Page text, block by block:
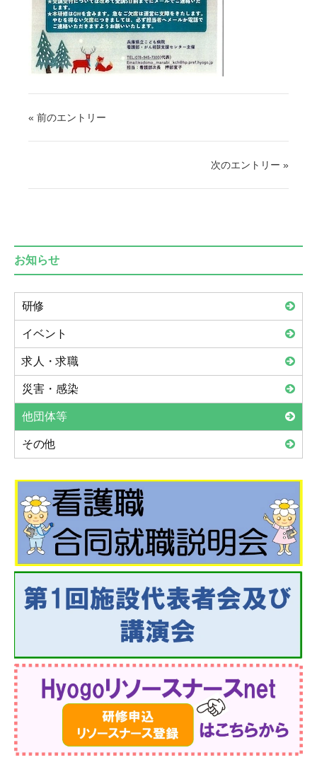
« 前のエントリー
次のエントリー »
お知らせ
研修
イベント
求人・求職
災害・感染
他団体等
その他